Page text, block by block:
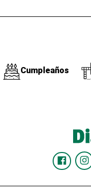
Cumpleaños